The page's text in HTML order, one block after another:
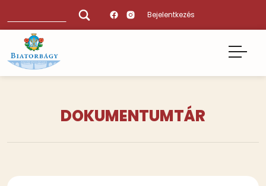
tartalomra
Bejelentkezés
DOKUMENTUMTÁR